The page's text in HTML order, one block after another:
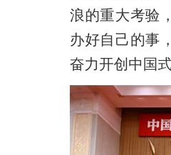
浪的重大考验
办好自己的事
奋力开创中国